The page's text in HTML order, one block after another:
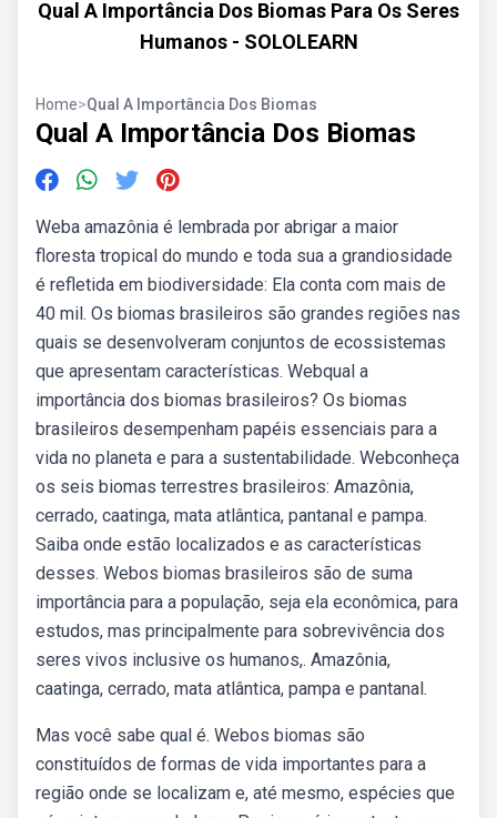
Qual A Importância Dos Biomas Para Os Seres
Humanos - SOLOLEARN
Home>Qual A Importância Dos Biomas
Qual A Importância Dos Biomas
Weba amazônia é lembrada por abrigar a maior
floresta tropical do mundo e toda sua a grandiosidade
é refletida em biodiversidade: Ela conta com mais de
40 mil. Os biomas brasileiros são grandes regiões nas
quais se desenvolveram conjuntos de ecossistemas
que apresentam características. Webqual a
importância dos biomas brasileiros? Os biomas
brasileiros desempenham papéis essenciais para a
vida no planeta e para a sustentabilidade. Webconheça
os seis biomas terrestres brasileiros: Amazônia,
cerrado, caatinga, mata atlântica, pantanal e pampa.
Saiba onde estão localizados e as características
desses. Webos biomas brasileiros são de suma
importância para a população, seja ela econômica, para
estudos, mas principalmente para sobrevivência dos
seres vivos inclusive os humanos,. Amazônia,
caatinga, cerrado, mata atlântica, pampa e pantanal.
Mas você sabe qual é. Webos biomas são
constituídos de formas de vida importantes para a
região onde se localizam e, até mesmo, espécies que